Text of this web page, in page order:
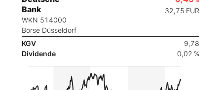
Bank
WKN 514000
Börse Düsseldorf
32,75 EUR
KGV
9,78
Dividende
0,02 %